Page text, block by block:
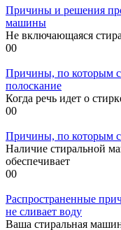
Причины и решения
машины
Не включающаяся
00
Причины, по которым
полоскание
Когда речь идет о
00
Причины, по которым
Наличие стиральной
обеспечивает
00
Распространенные
не сливает воду
Ваша стиральная